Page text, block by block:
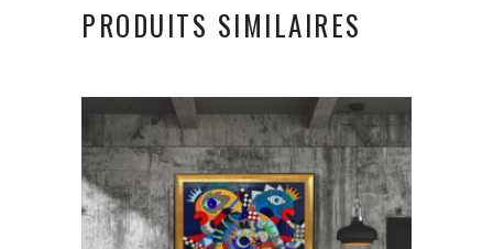
PRODUITS SIMILAIRES